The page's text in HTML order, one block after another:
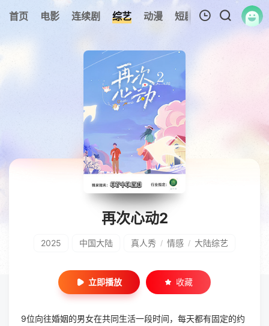
首页 电影 连续剧 综艺 动漫 短剧大全 纪录片
暂无观看影片的记录
再次心动2
2025 中国大陆 真人秀 / 情感 / 大陆综艺
立即播放 收藏
9位向往婚姻的男女在共同生活一段时间，每天都有固定的约